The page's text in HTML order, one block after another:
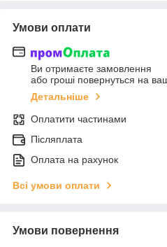
Умови оплати
Ви отримаєте замовлення
або гроші повернуться на
Детальніше
Оплатити частинами
Післяплата
Оплата на рахунок
Всі умови оплати
Умови повернення